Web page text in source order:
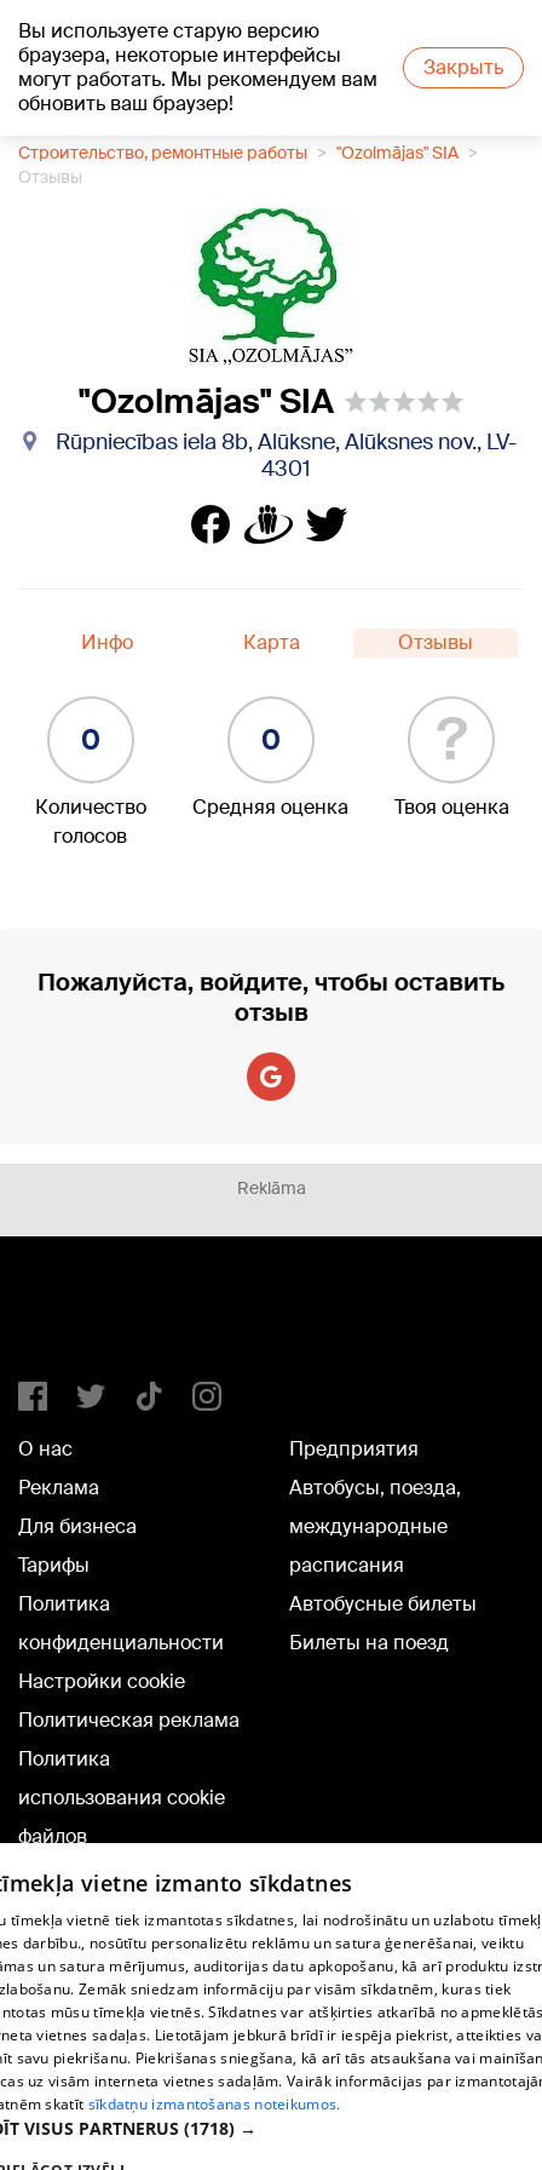
Вы используете старую версию
браузера, некоторые интерфейсы
могут работать. Мы рекомендуем вам
обновить ваш браузер!
Закрыть
+25°C
Строительство, ремонтные работы
"Ozolmājas" SIA
Отзывы
"Ozolmājas" SIA
Rūpniecības iela 8b, Alūksne, Alūksnes nov., LV-
4301
Инфо Карта Отзывы
0
Количество
голосов
0
Средняя оценка
?
Твоя оценка
Пожалуйста, войдите, чтобы оставить
отзыв
Reklāma
О нас
Реклама
Для бизнеса
Тарифы
Политика
конфиденциальности
Настройки cookie
Политическая реклама
Политика
использования cookie
файлов
Добавление
комментариев
Предприятия
Автобусы, поезда,
международные
расписания
Автобусные билеты
Билеты на поезд
TВ-программа
Условия договора
360 Ziņu kontakti
Helio Media
Служба помощи портала: э-почта -
vietne izmanto sīkdatnes
tīmekļa vietnē tiek izmantotas sīkdatnes, lai nodrošinātu un uzlabotu
darbību., nosūtītu personalizētu reklāmu un satura ģenerēšanai, veiktu
un satura mērījumus, auditorijas datu apkopošanu, kā arī produktu
Zemāk sniedzam informāciju par visām sīkdatnēm, kuras tiek
mūsu tīmekļa vietnēs. Sīkdatnes var atšķirties atkarībā no
vietnes sadaļas. Lietotājam jebkurā brīdī ir iespēja piekrist, atteikties
savu piekrišanu. Piekrišanas sniegšana, kā arī tās atsaukšana vai
uz visām interneta vietnes sadaļām. Vairāk informācijas par
skatīt sīkdatņu izmantošanas noteikumos.
VISUS PARTNERUS (1718) →